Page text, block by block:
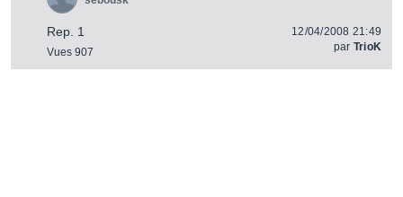
Rep. 1
Vues 907
12/04/2008 21:49
par TrioK